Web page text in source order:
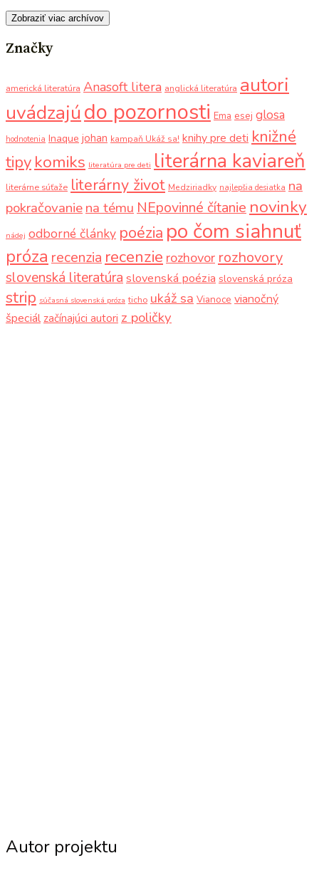
Zobraziť viac archívov
Značky
americká literatúra Anasoft litera anglická literatúra autori
uvádzajúdo pozornosti Ema esej glosa
hodnotenia Inaque johan kampaň Ukáž sa! knihy pre deti knižné
tipy komiks literatúra pre deti literárna kaviareň
literárne súťaže literárny život Medziriadky najlepšia desiatka na
pokračovaniena tému NEpovinné čítanie novinky
nádej odborné články poézia po čom siahnuť
próza recenzia recenzie rozhovor rozhovory
slovenská literatúra slovenská poézia slovenská próza
strip súčasná slovenská próza ticho ukáž sa Vianoce vianočný
špeciál začínajúci autori z poličky
Autor projektu